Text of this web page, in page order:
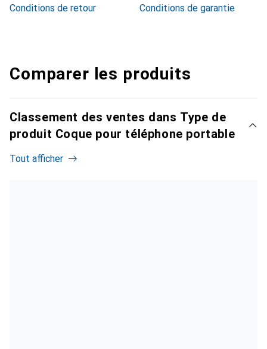
Conditions de retour
Conditions de garantie
Comparer les produits
Classement des ventes dans Type de
produit Coque pour téléphone portable
Tout afficher